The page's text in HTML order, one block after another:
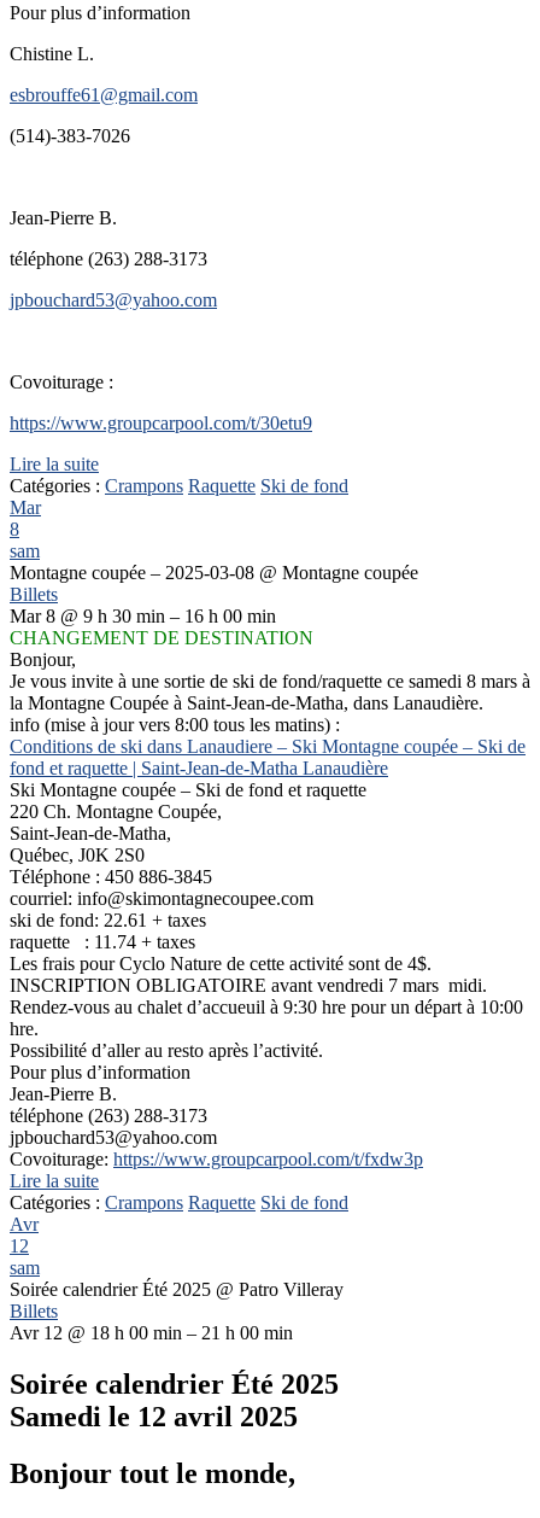
Pour plus d’information
Chistine L.
esbrouffe61@gmail.com
(514)-383-7026
Jean-Pierre B.
téléphone (263) 288-3173
jpbouchard53@yahoo.com
Covoiturage :
https://www.groupcarpool.com/t/30etu9
Lire la suite
Catégories : Crampons Raquette Ski de fond
Mar
8
sam
Montagne coupée – 2025-03-08 @ Montagne coupée
Billets
Mar 8 @ 9 h 30 min – 16 h 00 min
CHANGEMENT DE DESTINATION
Bonjour,
Je vous invite à une sortie de ski de fond/raquette ce samedi 8 mars à
la Montagne Coupée à Saint-Jean-de-Matha, dans Lanaudière.
info (mise à jour vers 8:00 tous les matins) :
Conditions de ski dans Lanaudiere – Ski Montagne coupée – Ski de
fond et raquette | Saint-Jean-de-Matha Lanaudière
Ski Montagne coupée – Ski de fond et raquette
220 Ch. Montagne Coupée,
Saint-Jean-de-Matha,
Québec, J0K 2S0
Téléphone : 450 886-3845
courriel: info@skimontagnecoupee.com
ski de fond: 22.61 + taxes
raquette : 11.74 + taxes
Les frais pour Cyclo Nature de cette activité sont de 4$.
INSCRIPTION OBLIGATOIRE avant vendredi 7 mars midi.
Rendez-vous au chalet d’accueuil à 9:30 hre pour un départ à 10:00
hre.
Possibilité d’aller au resto après l’activité.
Pour plus d’information
Jean-Pierre B.
téléphone (263) 288-3173
jpbouchard53@yahoo.com
Covoiturage: https://www.groupcarpool.com/t/fxdw3p
Lire la suite
Catégories : Crampons Raquette Ski de fond
Avr
12
sam
Soirée calendrier Été 2025 @ Patro Villeray
Billets
Avr 12 @ 18 h 00 min – 21 h 00 min
Soirée calendrier Été 2025
Samedi le 12 avril 2025
Bonjour tout le monde,